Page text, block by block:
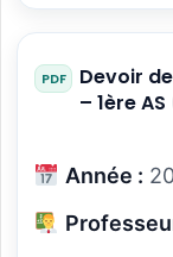
Devoir
– 1ère
Année :